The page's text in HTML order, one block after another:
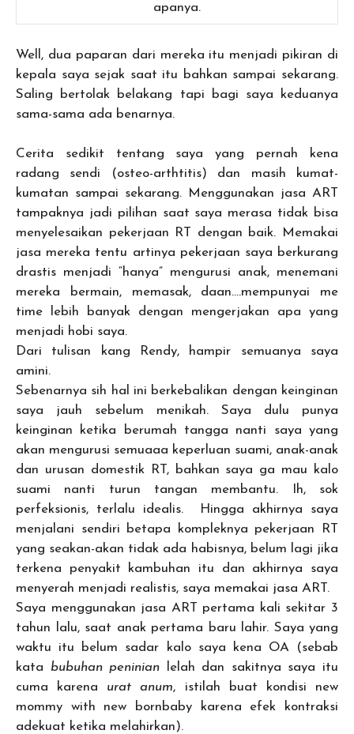
apanya.
Well, dua paparan dari mereka itu menjadi pikiran di
kepala saya sejak saat itu bahkan sampai sekarang.
Saling bertolak belakang tapi bagi saya keduanya
sama-sama ada benarnya.
Cerita sedikit tentang saya yang pernah kena
radang sendi (osteo-arthtitis) dan masih kumat-
kumatan sampai sekarang. Menggunakan jasa ART
tampaknya jadi pilihan saat saya merasa tidak bisa
menyelesaikan pekerjaan RT dengan baik. Memakai
jasa mereka tentu artinya pekerjaan saya berkurang
drastis menjadi “hanya” mengurusi anak, menemani
mereka bermain, memasak, daan….mempunyai me
time lebih banyak dengan mengerjakan apa yang
menjadi hobi saya.
Dari tulisan kang Rendy, hampir semuanya saya
amini.
Sebenarnya sih hal ini berkebalikan dengan keinginan
saya jauh sebelum menikah. Saya dulu punya
keinginan ketika berumah tangga nanti saya yang
akan mengurusi semuaaa keperluan suami, anak-anak
dan urusan domestik RT, bahkan saya ga mau kalo
suami nanti turun tangan membantu. Ih, sok
perfeksionis, terlalu idealis. Hingga akhirnya saya
menjalani sendiri betapa kompleknya pekerjaan RT
yang seakan-akan tidak ada habisnya, belum lagi jika
terkena penyakit kambuhan itu dan akhirnya saya
menyerah menjadi realistis, saya memakai jasa ART.
Saya menggunakan jasa ART pertama kali sekitar 3
tahun lalu, saat anak pertama baru lahir. Saya yang
waktu itu belum sadar kalo saya kena OA (sebab
kata bubuhan peninian
lelah dan sakitnya saya itu
cuma karena
uratanum, istilah buat kondisi new
mommy with new bornbaby karena efek kontraksi
adekuat ketika melahirkan).